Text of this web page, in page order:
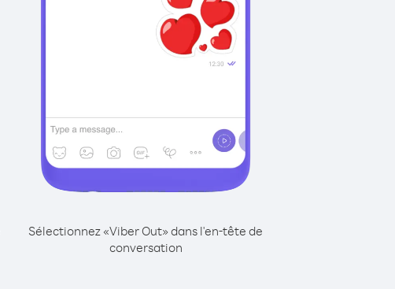
Sélectionnez «Viber Out» dans l'en-tête de
conversation